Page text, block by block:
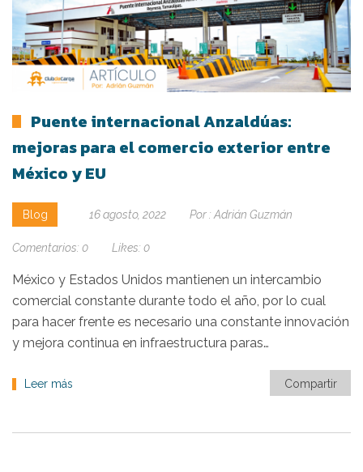
Puente internacional Anzaldúas:
mejoras para el comercio exterior entre
México y EU
Blog 16 agosto, 2022 Por : Adrián Guzmán
Comentarios: 0 Likes: 0
México y Estados Unidos mantienen un intercambio
comercial constante durante todo el año, por lo cual
para hacer frente es necesario una constante innovación
y mejora continua en infraestructura paras…
Leer más Compartir